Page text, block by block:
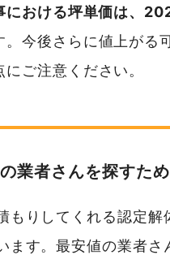
における坪単価は、
。今後さらに値上がる
にご注意ください。
業者さんを探すた
もりしてくれる認定解
ます。最安値の業者